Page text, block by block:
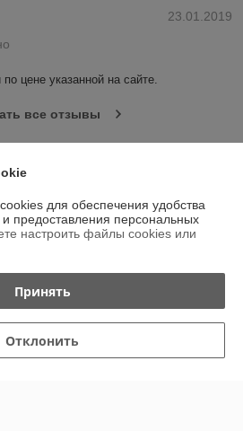
23.01.2019
цене указанной на сайте.
все отзывы
для обеспечения удобства
предоставления персональных
настроить файлы cookies или
Принять
Отклонить